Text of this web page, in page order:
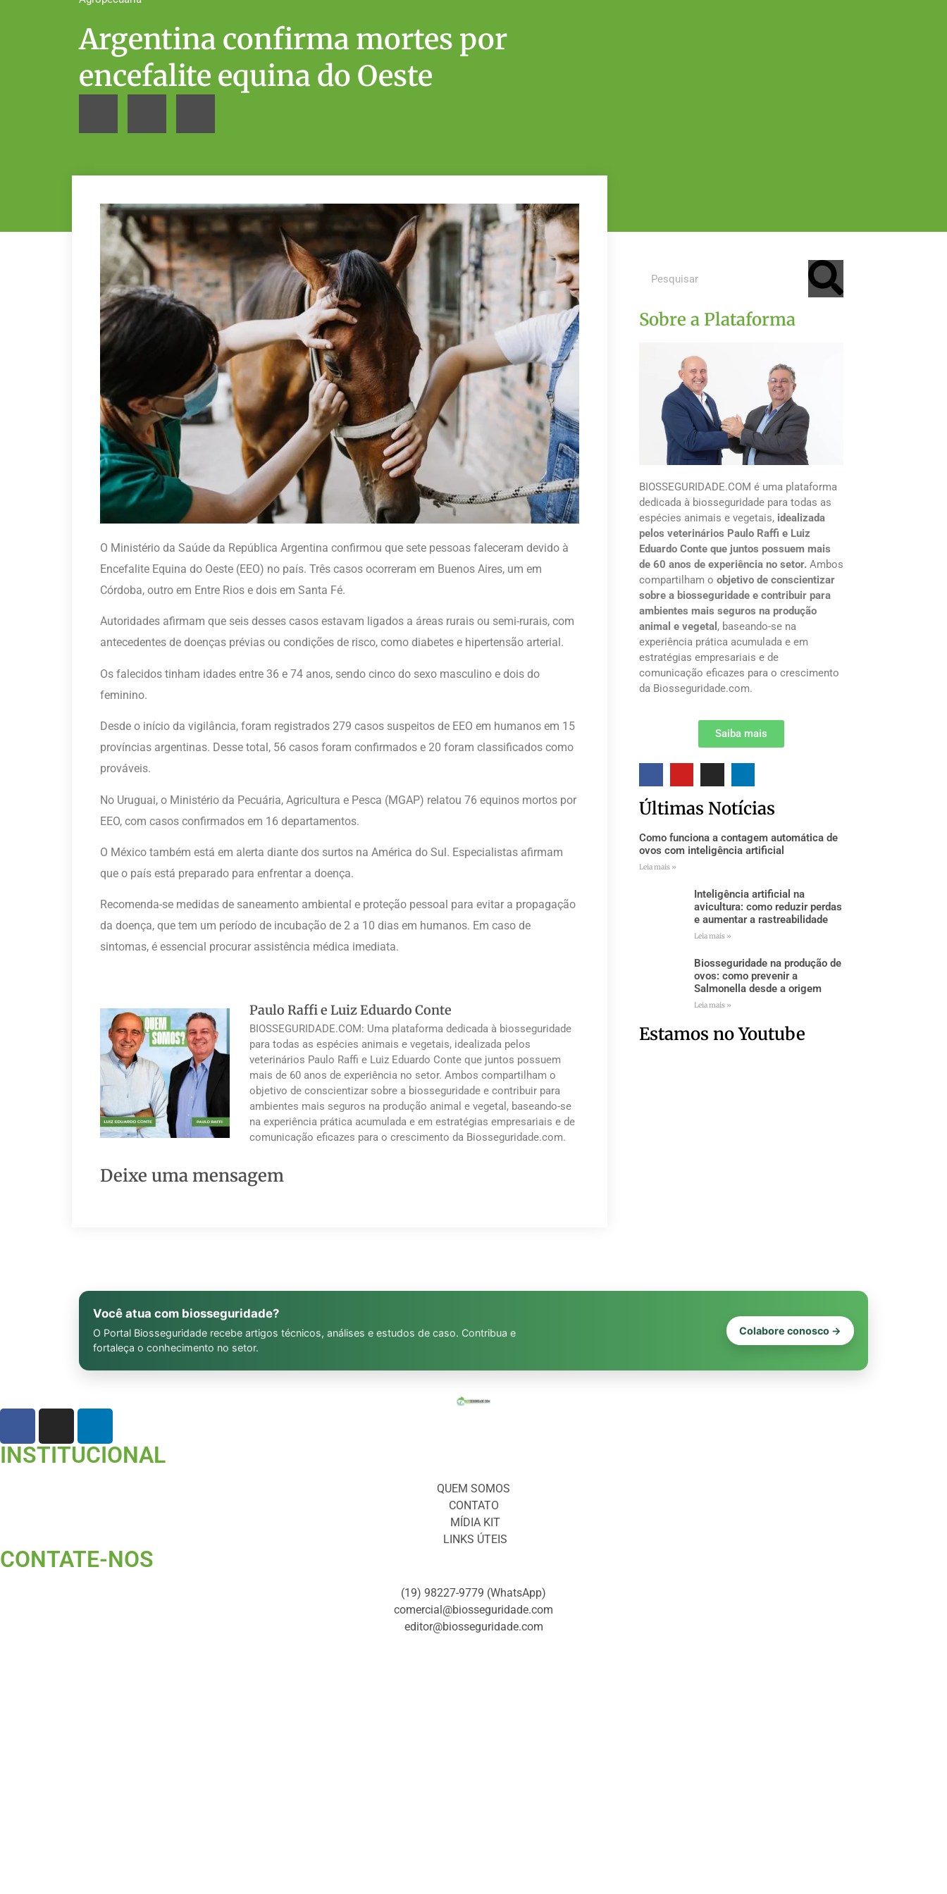
Argentina confirma mortes por
encefalite equina do Oeste
O Ministério da Saúde da República Argentina confirmou que sete pessoas faleceram devido à
Encefalite Equina do Oeste (EEO) no país. Três casos ocorreram em Buenos Aires, um em
Córdoba, outro em Entre Rios e dois em Santa Fé.
Autoridades afirmam que seis desses casos estavam ligados a áreas rurais ou semi-rurais, com
antecedentes de doenças prévias ou condições de risco, como diabetes e hipertensão arterial.
Os falecidos tinham idades entre 36 e 74 anos, sendo cinco do sexo masculino e dois do
feminino.
Desde o início da vigilância, foram registrados 279 casos suspeitos de EEO em humanos em 15
províncias argentinas. Desse total, 56 casos foram confirmados e 20 foram classificados como
prováveis.
No Uruguai, o Ministério da Pecuária, Agricultura e Pesca (MGAP) relatou 76 equinos mortos por
EEO, com casos confirmados em 16 departamentos.
O México também está em alerta diante dos surtos na América do Sul. Especialistas afirmam
que o país está preparado para enfrentar a doença.
Recomenda-se medidas de saneamento ambiental e proteção pessoal para evitar a propagação
da doença, que tem um período de incubação de 2 a 10 dias em humanos. Em caso de
sintomas, é essencial procurar assistência médica imediata.
Paulo Raffi e Luiz Eduardo Conte
BIOSSEGURIDADE.COM: Uma plataforma dedicada à biosseguridade
para todas as espécies animais e vegetais, idealizada pelos
veterinários Paulo Raffi e Luiz Eduardo Conte que juntos possuem
mais de 60 anos de experiência no setor. Ambos compartilham o
objetivo de conscientizar sobre a biosseguridade e contribuir para
ambientes mais seguros na produção animal e vegetal, baseando-se
na experiência prática acumulada e em estratégias empresariais e de
comunicação eficazes para o crescimento da Biosseguridade.com.
Deixe uma mensagem
Sobre a Plataforma
BIOSSEGURIDADE.COM é uma plataforma
dedicada à biosseguridade para todas as
espécies animais e vegetais, idealizada
pelos veterinários Paulo Raffi e Luiz
Eduardo Conte que juntos possuem mais
de 60 anos de experiência no setor.Ambos
compartilham o objetivo de conscientizar
sobre a biosseguridade e contribuir para
ambientes mais seguros na produção
animal e vegetal , baseando-se na
experiência prática acumulada e em
estratégias empresariais e de
comunicação eficazes para o crescimento
da Biosseguridade.com.
Saiba mais
Últimas Notícias
Como funciona a contagem automática de
ovos com inteligência artificial
Leia mais »
Inteligência artificial na
avicultura: como reduzir perdas
e aumentar a rastreabilidade
Leia mais »
Biosseguridade na produção de
ovos: como prevenir a
Salmonella desde a origem
Leia mais »
Estamos no Youtube
Você atua com biosseguridade?
O Portal Biosseguridade recebe artigos técnicos, análises e estudos de caso. Contribua e
fortaleça o conhecimento no setor.
Colabore conosco →
INSTITUCIONAL
QUEM SOMOS
CONTATO
MÍDIA KIT
LINKS ÚTEIS
CONTATE-NOS ​
(19) 98227-9779 (WhatsApp)
comercial@biosseguridade.com
editor@biosseguridade.com